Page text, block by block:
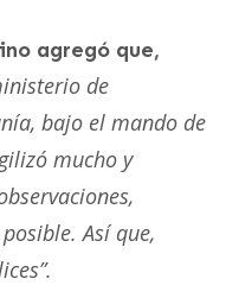
agregó que,
de
bajo el mando de
mucho y
Así que,